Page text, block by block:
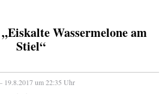
Wassermelone am
Stiel“
um 22:35 Uhr